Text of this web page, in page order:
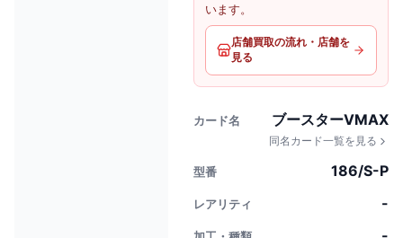
います。
店舗買取の流れ・店舗を
見る
カード名 ブースターVMAX
同名カード一覧を見る
型番 186/S-P
レアリティ -